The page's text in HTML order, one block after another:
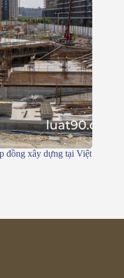
đồng xây dựng tại Việt